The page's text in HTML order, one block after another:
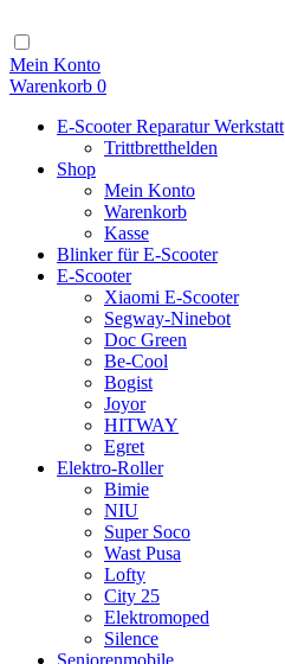
Inhalt
Mein Konto
Warenkorb 0
E-Scooter Reparatur Werkstatt
Trittbretthelden
Shop
Mein Konto
Warenkorb
Kasse
Blinker für E-Scooter
E-Scooter
Xiaomi E-Scooter
Segway-Ninebot
Doc Green
Be-Cool
Bogist
Joyor
HITWAY
Egret
Elektro-Roller
Bimie
NIU
Super Soco
Wast Pusa
Lofty
City 25
Elektromoped
Silence
Seniorenmobile